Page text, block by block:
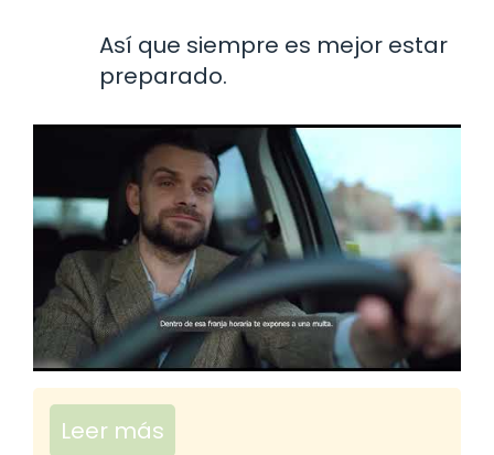
Así que siempre es mejor estar
preparado.
Leer más